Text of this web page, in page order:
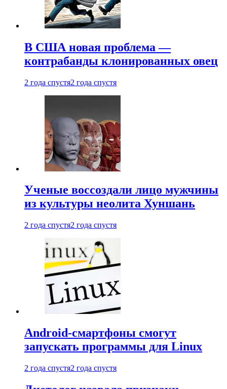
В США новая проблема —
контрабанды клонированных овец
2 года спустя2 года спустя
Ученые воссоздали лицо мужчины
из культуры неолита Хуншань
2 года спустя2 года спустя
Android-смартфоны смогут
запускать программы для Linux
2 года спустя2 года спустя